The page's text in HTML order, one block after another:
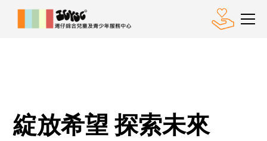
綻放希望 探索未來